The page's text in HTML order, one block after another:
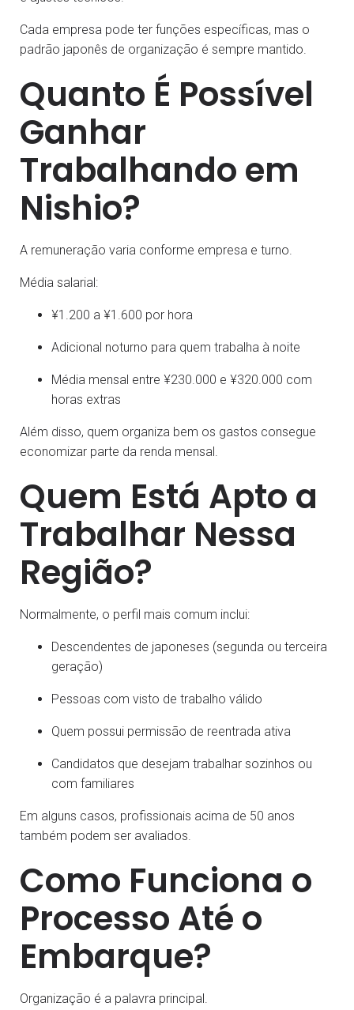
Cada empresa pode ter funções específicas, mas o
padrão japonês de organização é sempre mantido.
Quanto É Possível
Ganhar
Trabalhando em
Nishio?
A remuneração varia conforme empresa e turno.
Média salarial:
¥1.200 a ¥1.600 por hora
Adicional noturno para quem trabalha à noite
Média mensal entre ¥230.000 e ¥320.000 com
horas extras
Além disso, quem organiza bem os gastos consegue
economizar parte da renda mensal.
Quem Está Apto a
Trabalhar Nessa
Região?
Normalmente, o perfil mais comum inclui:
Descendentes de japoneses (segunda ou terceira
geração)
Pessoas com visto de trabalho válido
Quem possui permissão de reentrada ativa
Candidatos que desejam trabalhar sozinhos ou
com familiares
Em alguns casos, profissionais acima de 50 anos
também podem ser avaliados.
Como Funciona o
Processo Até o
Embarque?
Organização é a palavra principal.